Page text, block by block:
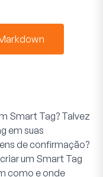
Smart Tag? Talvez
em suas
de confirmação?
um Smart Tag
como e onde